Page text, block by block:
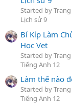
Started by
Lịch sử 9
Bí Kíp Làm
Học Vẹt
Started by
Tiếng Anh 12
Làm thế nào
Started by
Tiếng Anh 12